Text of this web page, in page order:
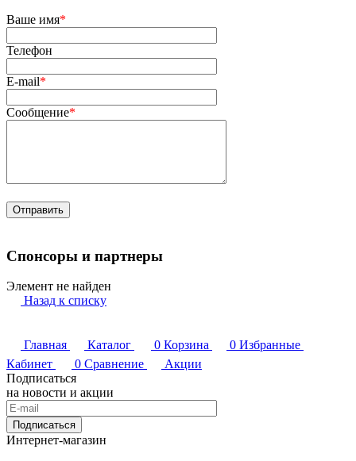
Ваше имя*
Телефон
E-mail*
Сообщение*
Спонсоры и партнеры
Элемент не найден
Назад к списку
Главная Каталог 0 Корзина 0 Избранные
Кабинет
0 Сравнение
Акции
Подписаться
на новости и акции
Подписаться
Интернет-магазин